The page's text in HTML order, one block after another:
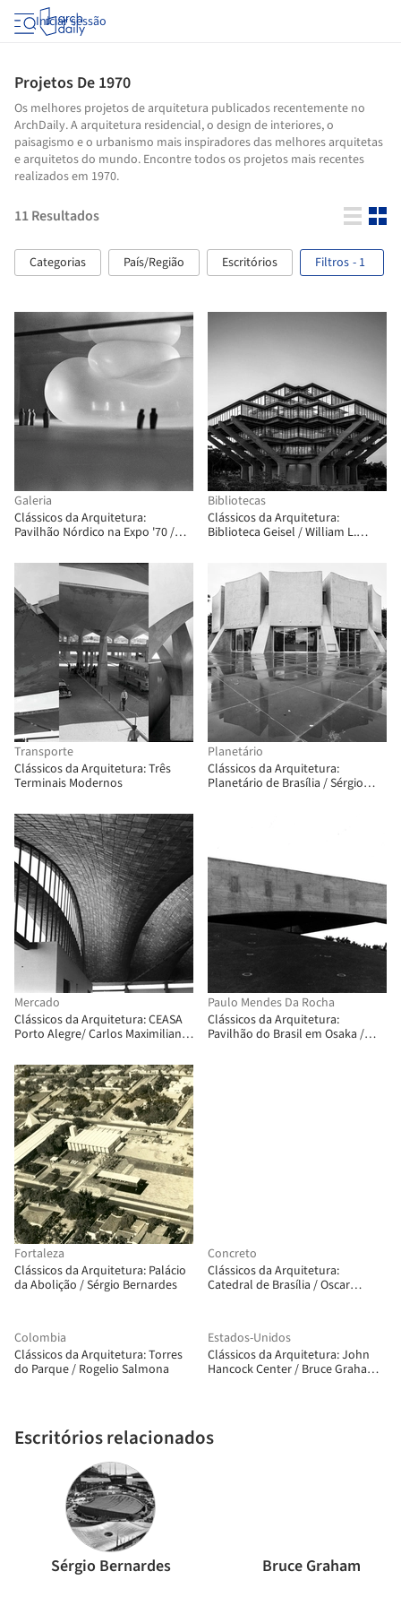
Iniciar sessão
Projetos De 1970
Os melhores projetos de arquitetura publicados recentemente no
ArchDaily. A arquitetura residencial, o design de interiores, o
paisagismo e o urbanismo mais inspiradores das melhores arquitetas
e arquitetos do mundo. Encontre todos os projetos mais recentes
realizados em 1970.
11Resultados
Categorias País/Região Escritórios Filtros - 1
Galeria
Clássicos da Arquitetura:
Pavilhão Nórdico na Expo '70 /
Bibliotecas
Clássicos da Arquitetura:
Biblioteca Geisel / William L.
Transporte
Clássicos da Arquitetura: Três
Terminais Modernos
Planetário
Clássicos da Arquitetura:
Planetário de Brasília / Sérgio
Mercado
Clássicos da Arquitetura: CEASA
Porto Alegre/ Carlos Maximiliano
Carlos Eduardo Comas + Eladio
Dieste
Paulo Mendes Da Rocha
Clássicos da Arquitetura:
Pavilhão do Brasil em Osaka /
Fortaleza
Clássicos da Arquitetura: Palácio
da Abolição / Sérgio Bernardes
Concreto
Clássicos da Arquitetura:
Catedral de Brasília / Oscar
Colombia
Clássicos da Arquitetura: Torres
do Parque / Rogelio Salmona
Escritórios relacionados
Sérgio Bernardes Bruce Graham
Estados-Unidos
Clássicos da Arquitetura: John
Hancock Center / Bruce Graham +